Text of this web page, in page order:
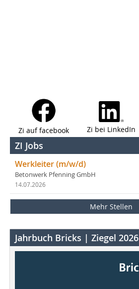
Zi auf facebook Zi bei LinkedIn
ZI Jobs
Werkleiter (m/w/d)
Betonwerk Pfenning GmbH
14.07.2026
Mehr Stellen
Jahrbuch Bricks | Ziegel 2026